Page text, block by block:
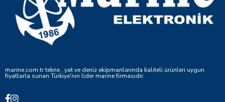
marine.com.tr tekne , yat ve deniz ekipmanlarında kaliteli ürünleri uygun
fiyatlarla sunan Türkiye'nin lider marine firmasıdır.